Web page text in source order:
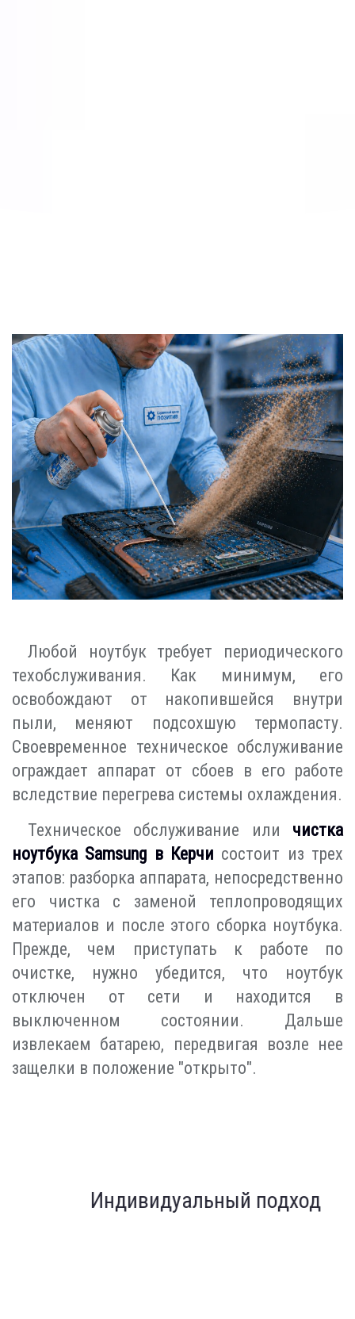
Любой ноутбук требует периодического
техобслуживания. Как минимум, его
освобождают от накопившейся внутри
пыли, меняют подсохшую термопасту.
Своевременное техническое обслуживание
ограждает аппарат от сбоев в его работе
вследствие перегрева системы охлаждения.
Техническое обслуживание или чистка
ноутбука Samsung в Керчи состоит из трех
этапов: разборка аппарата, непосредственно
его чистка с заменой теплопроводящих
материалов и после этого сборка ноутбука.
Прежде, чем приступать к работе по
очистке, нужно убедится, что ноутбук
отключен от сети и находится в
выключенном состоянии. Дальше
извлекаем батарею, передвигая возле нее
защелки в положение "открыто".